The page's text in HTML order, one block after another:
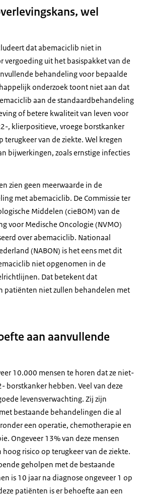
wel
dat abemaciclib niet in
vergoeding uit het basispakket van de
behandeling voor bepaalde
onderzoek toont niet aan dat
aan de standaardbehandeling
of betere kwaliteit van leven voor
, klierpositieve, vroege borstkanker
terugkeer van de ziekte. Wel kregen
bijwerkingen, zoals ernstige infecties
zien geen meerwaarde in de
met abemaciclib. De Commissie ter
Middelen (cieBOM) van de
voor Medische Oncologie (NVMO)
over abemaciclib. Nationaal
(NABON) is het eens met dit
niet opgenomen in de
Dat betekent dat
patiënten niet zullen behandelen met
aan aanvullende
10.000 mensen te horen dat ze niet-
borstkanker hebben. Veel van deze
levensverwachting. Zij zijn
bestaande behandelingen die al
een operatie, chemotherapie en
Ongeveer 13% van deze mensen
risico op terugkeer van de ziekte.
geholpen met de bestaande
is 10 jaar na diagnose ongeveer 1 op
patiënten is er behoefte aan een